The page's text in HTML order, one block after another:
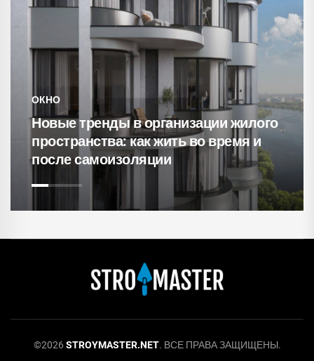
СВЕТИЛЬНИКИ
15 уютнейших гостиных с
кирпичными стенами
©2026 STROYMASTER.NET. ВСЕ ПРАВА ЗАЩИЩЕНЫ.